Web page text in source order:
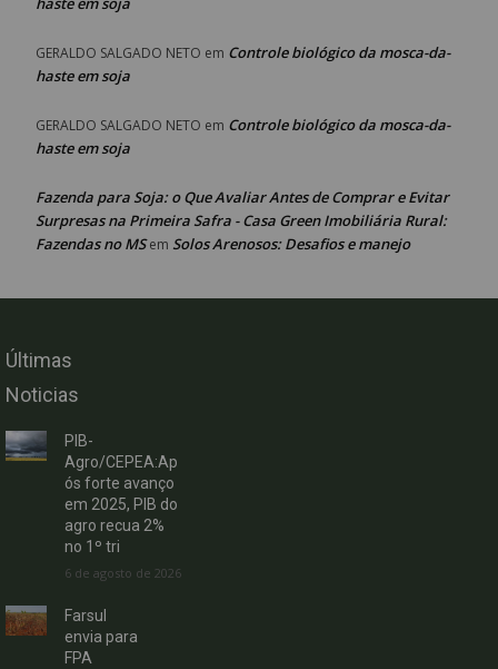
GERALDO SALGADO NETO em Controle biológico da mosca-da-
haste em soja
GERALDO SALGADO NETO em Controle biológico da mosca-da-
haste em soja
Fazenda para Soja: o Que Avaliar Antes de Comprar e Evitar
Surpresas na Primeira Safra - Casa Green Imobiliária Rural:
Fazendas no MSem Solos Arenosos: Desafios e manejo
Últimas
Noticias
PIB-
Agro/CEPEA:Ap
ós forte avanço
em 2025, PIB do
agro recua 2%
no 1º tri
6 de agosto de 2026
Farsul
envia para
FPA